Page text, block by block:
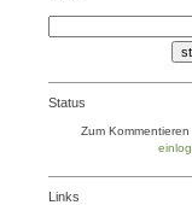
Status
Zum Kommentieren
Links